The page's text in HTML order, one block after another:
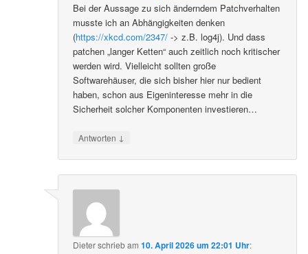
Bei der Aussage zu sich änderndem Patchverhalten
musste ich an Abhängigkeiten denken
(https://xkcd.com/2347/ -> z.B. log4j). Und dass
patchen „langer Ketten“ auch zeitlich noch kritischer
werden wird. Vielleicht sollten große
Softwarehäuser, die sich bisher hier nur bedient
haben, schon aus Eigeninteresse mehr in die
Sicherheit solcher Komponenten investieren…
Antworten ↓
Dieterschriebam10. April 2026 um 22:01 Uhr: